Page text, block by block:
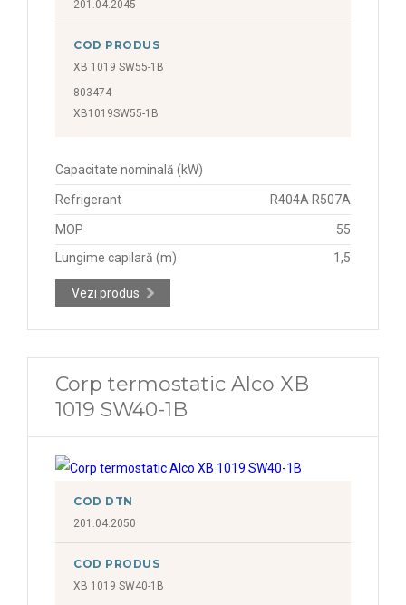
201.04.2045
COD PRODUS
XB 1019 SW55-1B
803474
XB1019SW55-1B
Capacitate nominală (kW)
Refrigerant R404A R507A
MOP
55
Lungime capilară (m)
1,5
Vezi produs
Corp termostatic Alco XB
1019 SW40-1B
COD DTN
201.04.2050
COD PRODUS
XB 1019 SW40-1B